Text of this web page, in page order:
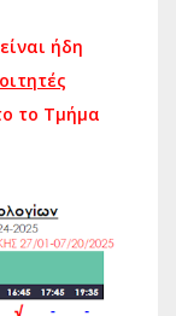
ήδη
το Τμήμα